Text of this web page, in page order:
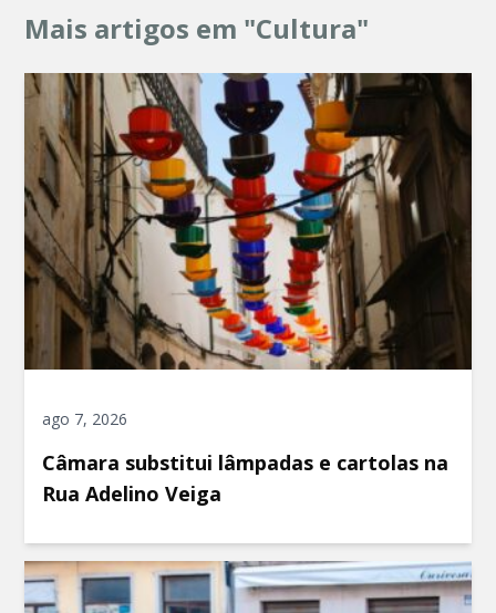
Mais artigos em "Cultura"
ago 7, 2026
Câmara substitui lâmpadas e cartolas na
Rua Adelino Veiga